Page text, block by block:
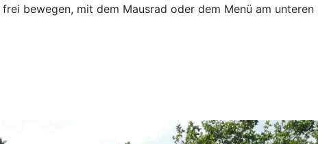
bewegen, mit dem Mausrad oder dem Menü am unteren